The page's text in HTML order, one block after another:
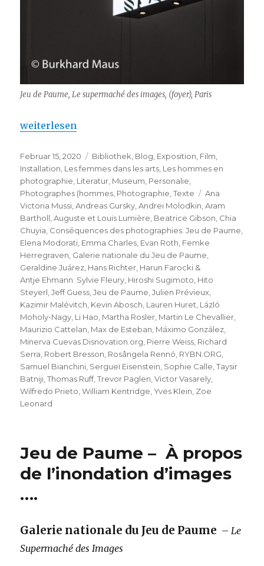
Jeu de Paume, Le supermaché des images, (foyer), Paris
„Conséquences des photographies : Jeu de Paume“
weiterlesen
Veröffentlicht
am
Februar 15, 2020 Kategorien
Bibliothek Blog Exposition Film
Installation Les femmes dans les arts Les hommes en
photographie Literatur Museum Personalie
Photographes (hommes Photographie ,Texte Schlagwörter
Ana
Victoria Mussi ,Andreas Gursky ,Andrei Molodkin ,Aram
Bartholl ,Auguste et Louis Lumière Beatrice Gibson Chia
Chuyia Conséquences des photographies: Jeu de Paume
Elena Modorati Emma Charles Evan Roth Femke
Herregraven Galerie nationale du Jeu de Paume
Geraldine Juárez Hans Richter Harun Farocki &
Antje Ehmann Sylvie Fleury Hiroshi Sugimoto Hito
Steyerl ,Jeff Guess ,Jeu de Paume ,Julien Prévieux
Kazimir Malévitch Kevin Abosch Lauren Huret Lázló
Moholy-Nagy Li Hao Martha Rosler Martin Le Chevallier
Maurizio Cattelan Max de Esteban Máximo González
Minerva Cuevas Disnovation.org Pierre Weiss Richard
Serra Robert Bresson Rosângela Rennó RYBN.ORG
Samuel Bianchini Sergueï Eisenstein Sophie Calle ,Taysir
Batniji ,Thomas Ruff,Trevor Paglen ,Victor Vasarely
Wilfredo Prieto ,William Kentridge ,Yves Klein Zoe
Leonard
Jeu de Paume – À propos
de l’inondation d’images
….
Galerie nationale du Jeu de Paume – Le
Supermaché des Images